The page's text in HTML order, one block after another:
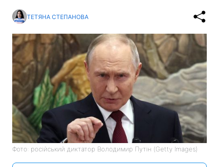
ТЕТЯНА СТЕПАНОВА
Фото: російський диктатор Володимир Путін (Getty Images)